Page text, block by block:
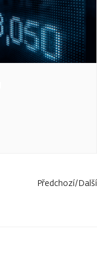
Předchozí/Další